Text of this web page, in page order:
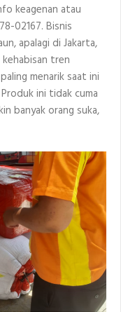
keagenan atau
02167. Bisnis
apalagi di Jakarta,
tren
menarik saat ini
ini tidak cuma
banyak orang suka,